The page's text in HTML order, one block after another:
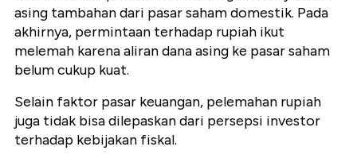
asing tambahan dari pasar saham domestik. Pada
akhirnya, permintaan terhadap rupiah ikut
melemah karena aliran dana asing ke pasar saham
belum cukup kuat.
Selain faktor pasar keuangan, pelemahan rupiah
juga tidak bisa dilepaskan dari persepsi investor
terhadap kebijakan fiskal.